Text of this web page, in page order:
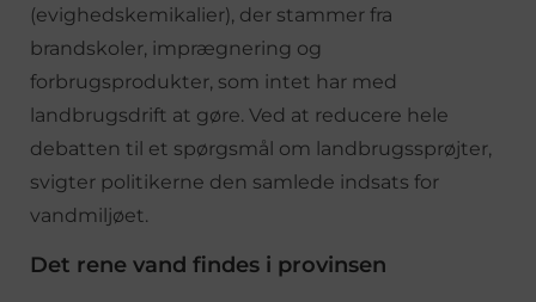
(evighedskemikalier), der stammer fra
brandskoler, imprægnering og
forbrugsprodukter, som intet har med
landbrugsdrift at gøre. Ved at reducere hele
debatten til et spørgsmål om landbrugssprøjter,
svigter politikerne den samlede indsats for
vandmiljøet.
Det rene vand findes i provinsen